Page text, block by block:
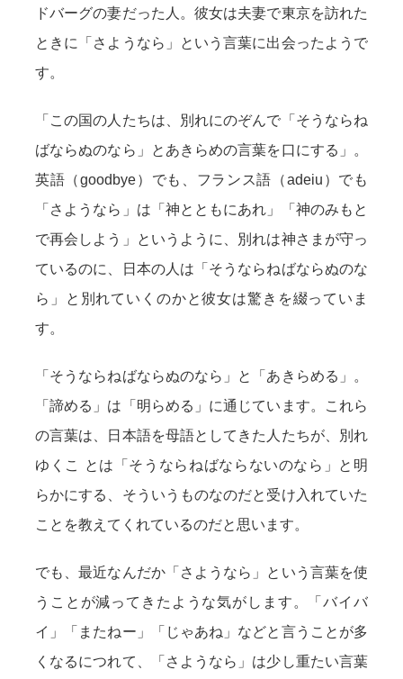
ドバーグの妻だった人。彼女は夫妻で東京を訪れた
ときに「さようなら」という言葉に出会ったようで
す。
「この国の人たちは、別れにのぞんで「そうならね
ばならぬのなら」とあきらめの言葉を口にする」。
英語（goodbye）でも、フランス語（adeiu）でも
「さようなら」は「神とともにあれ」「神のみもと
で再会しよう」というように、別れは神さまが守っ
ているのに、日本の人は「そうならねばならぬのな
ら」と別れていくのかと彼女は驚きを綴っていま
す。
「そうならねばならぬのなら」と「あきらめる」。
「諦める」は「明らめる」に通じています。これら
の言葉は、日本語を母語としてきた人たちが、別れ
ゆくこ とは「そうならねばならないのなら」と明
らかにする、そういうものなのだと受け入れていた
ことを教えてくれているのだと思います。
でも、最近なんだか「さようなら」という言葉を使
うことが減ってきたような気がします。「バイバ
イ」「またねー」「じゃあね」などと言うことが多
くなるにつれて、「さようなら」は少し重たい言葉